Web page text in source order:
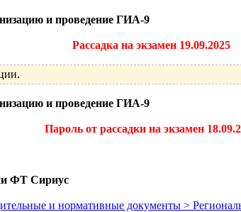
и проведение ГИА-9
Рассадка на экзамен 19.09.2025
и проведение ГИА-9
Пароль от рассадки на экзамен
ФТ Сириус
и нормативные документы >